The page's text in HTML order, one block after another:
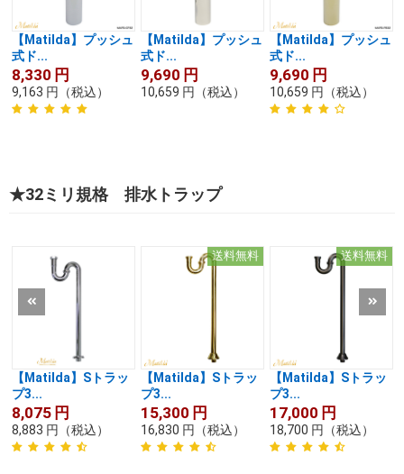
【Matilda】プッシュ
式ド...
8,330 円
9,163 円 （税込）
【Matilda】プッシュ
式ド...
9,690 円
10,659 円 （税込）
【Matilda】プッシュ
式ド...
9,690 円
10,659 円 （税込）
★32ミリ規格 排水トラップ
【Matilda】Sトラッ
プ3...
8,075 円
8,883 円 （税込）
送料無料
【Matilda】Sトラッ
プ3...
15,300 円
16,830 円 （税込）
送料無料
【Matilda】Sトラッ
プ3...
17,000 円
18,700 円 （税込）